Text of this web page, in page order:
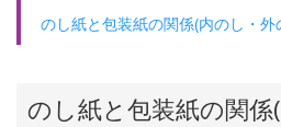
のし紙と包装紙の関係(内のし・外
のし紙と包装紙の関